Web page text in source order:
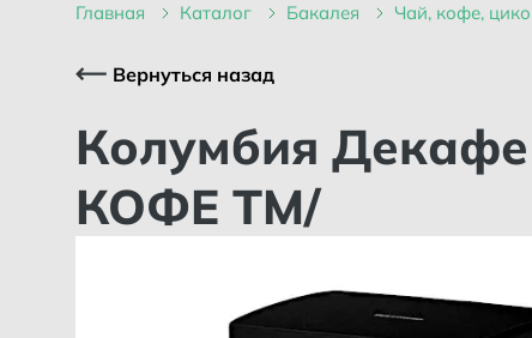
главная каталог бакалея чай, кофе,
Вернуться назад
Колумбия Декафе кофе в Дрип пакетах 1 шт. /ТЕЙСТИ
КОФЕ ТМ/